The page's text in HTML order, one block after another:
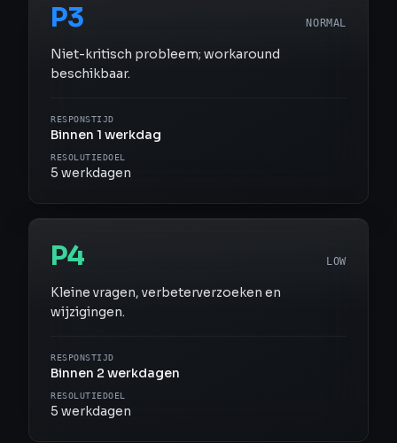
P3 NORMAL
Niet-kritisch probleem; workaround
beschikbaar.
RESPONSTIJD
Binnen 1 werkdag
RESOLUTIEDOEL
5 werkdagen
P4 LOW
Kleine vragen, verbeterverzoeken en
wijzigingen.
RESPONSTIJD
Binnen 2 werkdagen
RESOLUTIEDOEL
5 werkdagen